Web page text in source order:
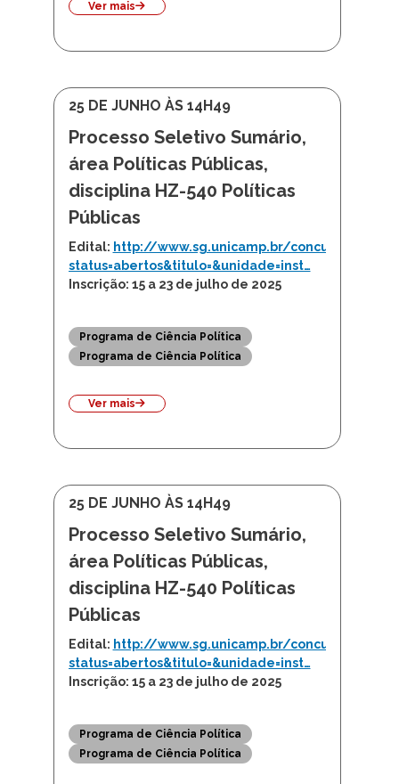
Ver mais
25 DE JUNHO ÀS 14H49
Processo Seletivo Sumário,
área Políticas Públicas,
disciplina HZ-540 Políticas
Públicas
Edital: http://www.sg.unicamp.br/concursos/?
status=abertos&titulo=&unidade=inst…
Inscrição: 15 a 23 de julho de 2025
Programa de Ciência Política
Programa de Ciência Política
Ver mais
25 DE JUNHO ÀS 14H49
Processo Seletivo Sumário,
área Políticas Públicas,
disciplina HZ-540 Políticas
Públicas
Edital: http://www.sg.unicamp.br/concursos/?
status=abertos&titulo=&unidade=inst…
Inscrição: 15 a 23 de julho de 2025
Programa de Ciência Política
Programa de Ciência Política